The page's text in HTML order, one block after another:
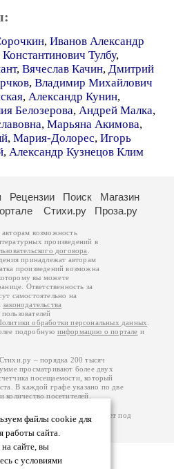
, Иванов Александр
Тулбу,
, Вячеслав Качин, Дмитрий
, Владимир Михайлович
, Александр Кунин,
Белозерова, Андрей Малка,
, Марьяна Акимова,
, Мария-Долорес, Игорь
, Александр Кузнецов Клим
файлы cookie для
работы сайта.
на сайте, вы
с условиями
Рецензии Поиск
Магазин
Стихи.ру Проза.ру
возможность
произведений в
договора
принадлежат авторам
произведений возможна
вы можете
Ответственность за
самостоятельно на
законодательства
обработки персональных данных
подробную информацию о портале и
– порядка 200 тысяч
просматривают более двух
посещаемости, который
В каждой графе указано по две
посетителей.
2000-2026. Портал работает под
.18+